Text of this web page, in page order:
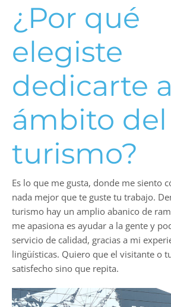
¿Por qué
elegiste
dedicarte
ámbito del
turismo?
Es lo que me gusta, donde me siento
nada mejor que te guste tu trabajo.
turismo hay un amplio abanico de
me apasiona es ayudar a la gente y
servicio de calidad, gracias a mi
lingüísticas. Quiero que el visitante o
satisfecho sino que repita.